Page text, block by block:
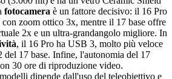
fotocamera è un fattore decisivo: il 16 Pro
zoom ottico 3x, mentre il 17 base offre
2x e un ultra-grandangolo migliore. In
, il 16 Pro ha USB 3, molto più veloce
del 17 base. Infine, l'autonomia del 17
30 ore di riproduzione video.
dipende dall'uso del teleobiettivo e